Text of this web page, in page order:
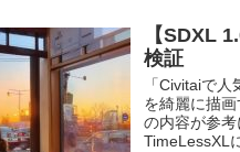
【SDXL
検証
「Civitaiで
を綺麗に描
の内容が参
TimeLessXL